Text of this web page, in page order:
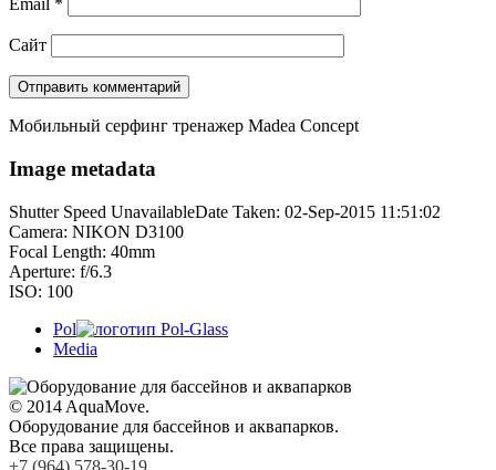
Email *
Сайт
Мобильный серфинг тренажер Madea Concept
Image metadata
Shutter Speed UnavailableDate Taken: 02-Sep-2015 11:51:02
Camera: NIKON D3100
Focal Length: 40mm
Aperture: f/6.3
ISO: 100
Pol
Media
© 2014 AquaMove.
Оборудование для бассейнов и аквапарков.
Все права защищены.
+7 (964) 578-30-19